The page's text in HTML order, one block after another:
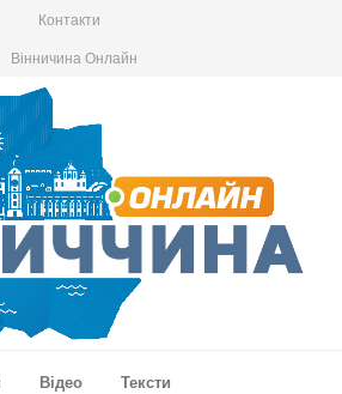
Контакти
Вінничина Онлайн
Відео Тексти